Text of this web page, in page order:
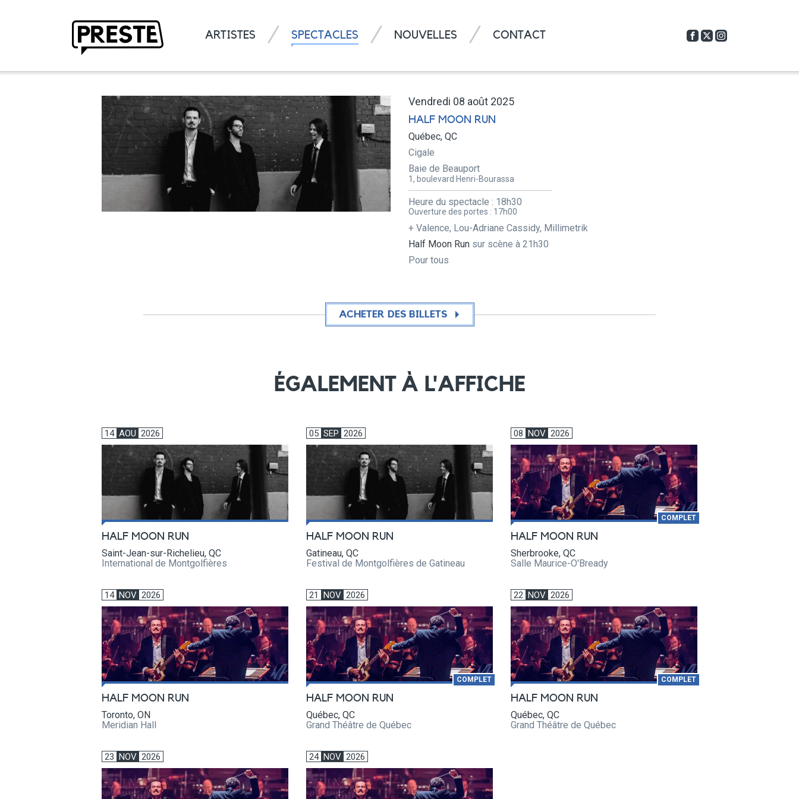
ARTISTES SPECTACLES NOUVELLES CONTACT
Vendredi 08 août 2025
HALF MOON RUN
Québec, QC
Cigale
Baie de Beauport
1, boulevard Henri-Bourassa
Heure du spectacle : 18h30
Ouverture des portes : 17h00
+ Valence, Lou-Adriane Cassidy, Millimetrik
Half Moon Run sur scène à 21h30
Pour tous
ACHETER DES BILLETS
ÉGALEMENT À L'AFFICHE
14 AOU 2026
HALF MOON RUN
Saint-Jean-sur-Richelieu, QC
International de Montgolfières
05 SEP 2026
HALF MOON RUN
Gatineau, QC
Festival de Montgolfières de Gatineau
08 NOV 2026
COMPLET
HALF MOON RUN
Sherbrooke, QC
Salle Maurice-O'Bready
14 NOV 2026
HALF MOON RUN
Toronto, ON
Meridian Hall
21 NOV 2026
COMPLET
HALF MOON RUN
Québec, QC
Grand Théâtre de Québec
22 NOV 2026
COMPLET
HALF MOON RUN
Québec, QC
Grand Théâtre de Québec
23 NOV 2026 24 NOV 2026